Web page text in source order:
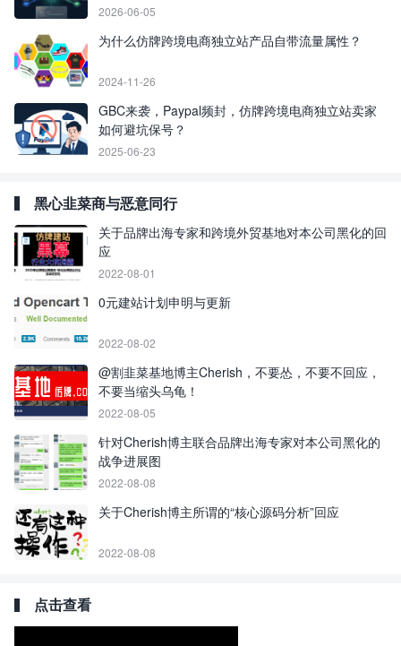
2026-06-05
为什么仿牌跨境电商独立站产品自带流量属性？
2024-11-26
GBC来袭，Paypal频封，仿牌跨境电商独立站卖家
如何避坑保号？
2025-06-23
黑心韭菜商与恶意同行
关于品牌出海专家和跨境外贸基地对本公司黑化的回
应
2022-08-01
0元建站计划申明与更新
2022-08-02
@割韭菜基地博主Cherish，不要怂，不要不回应，
不要当缩头乌龟！
2022-08-05
针对Cherish博主联合品牌出海专家对本公司黑化的
战争进展图
2022-08-08
关于Cherish博主所谓的“核心源码分析”回应
2022-08-08
点击查看